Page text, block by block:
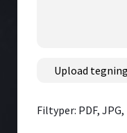
Filtyper: PDF, JPG,